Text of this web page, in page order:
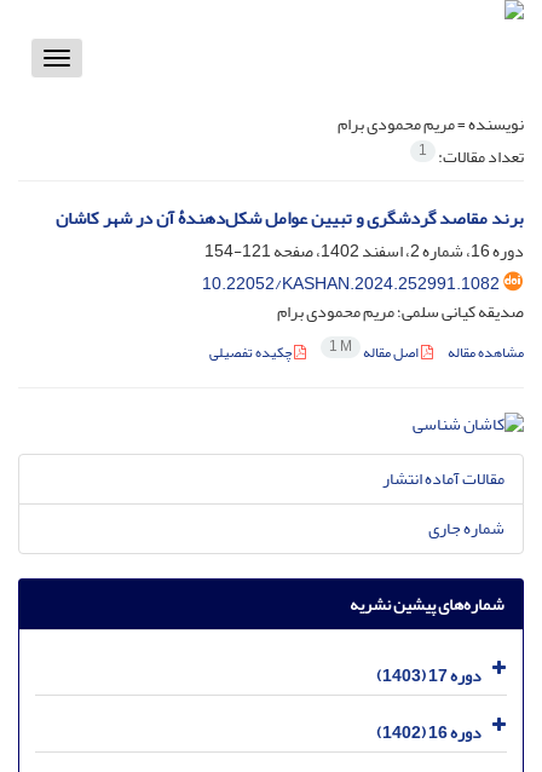
Toggle
نویسنده =مریم محمودی برام
تعداد مقالات: 1
برند مقاصد گردشگری و تبیین عوامل شکل‌دهندۀ آن در شهر کاشان
دوره 16، شماره 2، اسفند 1402، صفحه
121-154
10.22052/KASHAN.2024.252991.1082
صدیقه کیانی سلمی؛ مریم محمودی برام
مشاهده مقاله اصل مقاله 1 M چکیده تفصیلی
مقالات آماده انتشار
شماره جاری
شماره‌های پیشین نشریه
دوره 17 (1403)
دوره 16 (1402)